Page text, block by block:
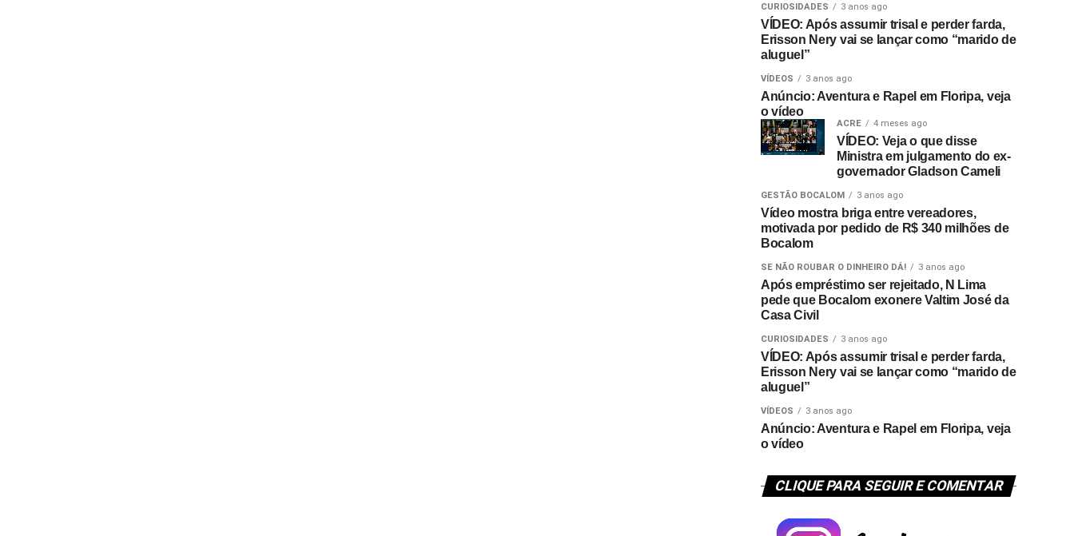
CURIOSIDADES 3 anos ago
VÍDEO: Após assumir trisal e perder farda,
Erisson Nery vai se lançar como “marido de
aluguel”
VÍDEOS 3 anos ago
Anúncio: Aventura e Rapel em Floripa, veja
o vídeo
ACRE 4 meses ago
VÍDEO: Veja o que disse
Ministra em julgamento do ex-
governador Gladson Cameli
GESTÃO BOCALOM 3 anos ago
Vídeo mostra briga entre vereadores,
motivada por pedido de R$ 340 milhões de
Bocalom
SE NÃO ROUBAR O DINHEIRO DÁ! 3 anos ago
Após empréstimo ser rejeitado, N Lima
pede que Bocalom exonere Valtim José da
Casa Civil
CURIOSIDADES 3 anos ago
VÍDEO: Após assumir trisal e perder farda,
Erisson Nery vai se lançar como “marido de
aluguel”
VÍDEOS 3 anos ago
Anúncio: Aventura e Rapel em Floripa, veja
o vídeo
CLIQUE PARA SEGUIR E COMENTAR